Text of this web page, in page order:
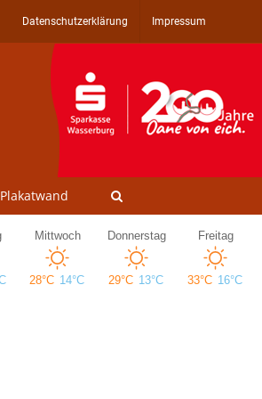
Datenschutzerklärung Impressum
Plakatwand